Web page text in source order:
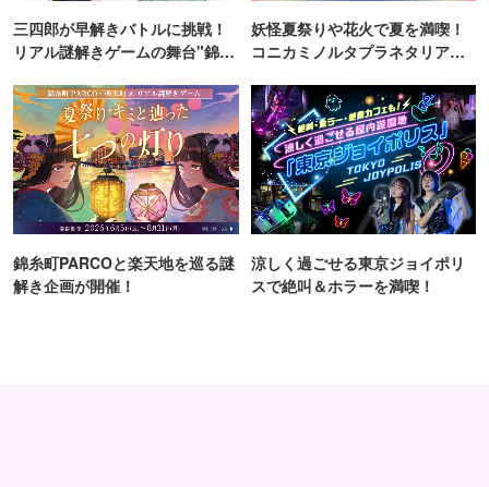
三四郎が早解きバトルに挑戦！
リアル謎解きゲームの舞台"錦糸
妖怪夏祭りや花火で夏を満喫！
コニカミノルタプラネタリア
錦糸町PARCOと楽天地を巡る謎
解き企画が開催！
涼しく過ごせる東京ジョイポリ
スで絶叫＆ホラーを満喫！